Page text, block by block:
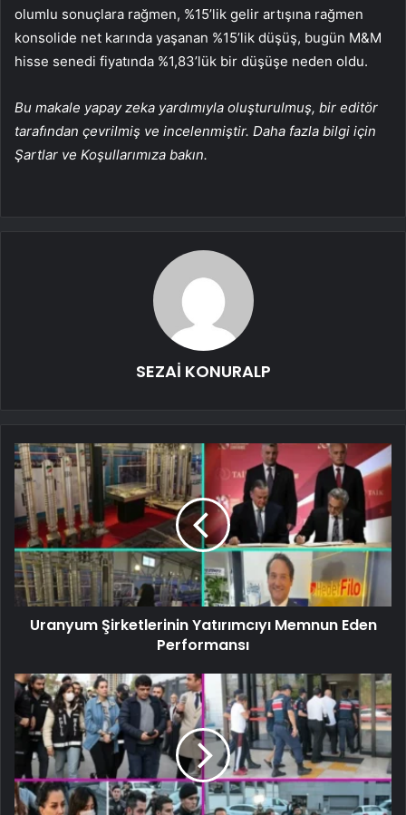
olumlu sonuçlara rağmen, %15’lik gelir artışına rağmen
konsolide net karında yaşanan %15’lik düşüş, bugün M&M
hisse senedi fiyatında %1,83’lük bir düşüşe neden oldu.
Bu makale yapay zeka yardımıyla oluşturulmuş, bir editör
tarafından çevrilmiş ve incelenmiştir. Daha fazla bilgi için
Şartlar ve Koşullarımıza bakın.
SEZAİ KONURALP
Uranyum Şirketlerinin Yatırımcıyı Memnun Eden
Performansı